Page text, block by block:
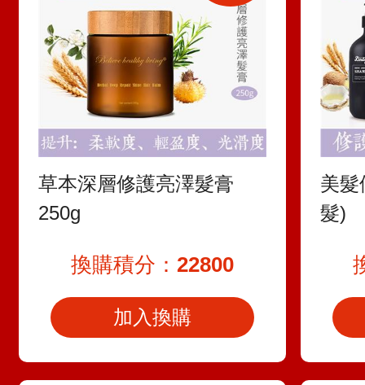
草本深層修護亮澤髮膏
250g
換購積分： 22800
加入換購
美髮
髮)